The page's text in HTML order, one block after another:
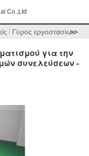
Co.,Ltd
Γύρος εργοστασίων
>>
για την
συνελεύσεων -